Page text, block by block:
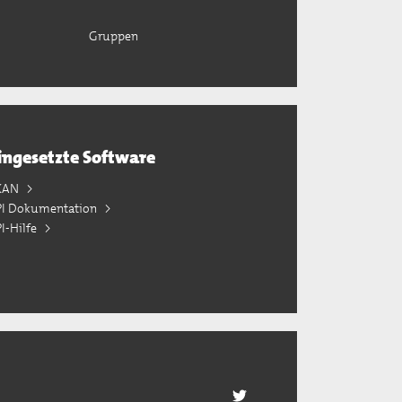
Gruppen
Software
Dokumentation
Hilfe